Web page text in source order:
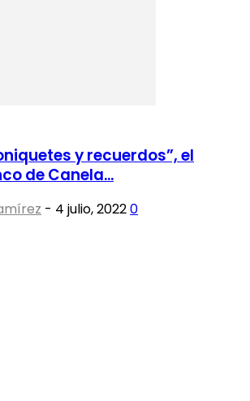
y recuerdos”, el
de Canela...
- 4 julio, 20220